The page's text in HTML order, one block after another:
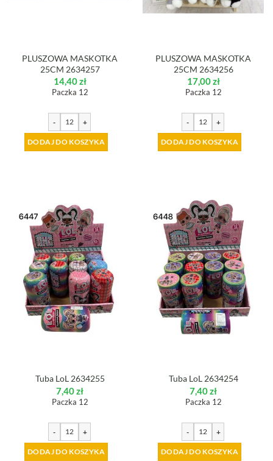
PLUSZOWA MASKOTKA
25CM 2634257
14,40zł
Paczka 12
- +
DODAJ DO KOSZYKA
PLUSZOWA MASKOTKA
25CM 2634256
17,00zł
Paczka 12
- +
DODAJ DO KOSZYKA
Tuba LoL 2634255
7,40zł
Paczka 12
- +
DODAJ DO KOSZYKA
Tuba LoL 2634254
7,40zł
Paczka 12
- +
DODAJ DO KOSZYKA